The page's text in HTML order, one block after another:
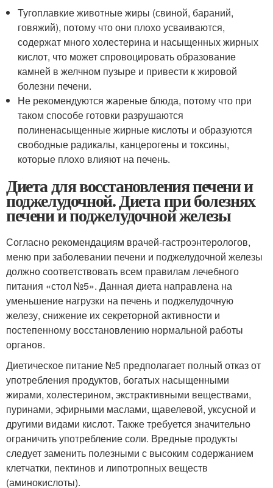
Тугоплавкие животные жиры (свиной, бараний,
говяжий), потому что они плохо усваиваются,
содержат много холестерина и насыщенных жирных
кислот, что может спровоцировать образование
камней в желчном пузыре и привести к жировой
болезни печени.
Не рекомендуются жареные блюда, потому что при
таком способе готовки разрушаются
полиненасыщенные жирные кислоты и образуются
свободные радикалы, канцерогены и токсины,
которые плохо влияют на печень.
Диета для восстановления печени и
поджелудочной. Диета при болезнях
печени и поджелудочной железы
Согласно рекомендациям врачей-гастроэнтерологов,
меню при заболевании печени и поджелудочной железы
должно соответствовать всем правилам лечебного
питания «стол №5». Данная диета направлена на
уменьшение нагрузки на печень и поджелудочную
железу, снижение их секреторной активности и
постепенному восстановлению нормальной работы
органов.
Диетическое питание №5 предполагает полный отказ от
употребления продуктов, богатых насыщенными
жирами, холестерином, экстрактивными веществами,
пуринами, эфирными маслами, щавелевой, уксусной и
другими видами кислот. Также требуется значительно
ограничить употребление соли. Вредные продукты
следует заменить полезными с высоким содержанием
клетчатки, пектинов и липотропных веществ
(аминокислоты).